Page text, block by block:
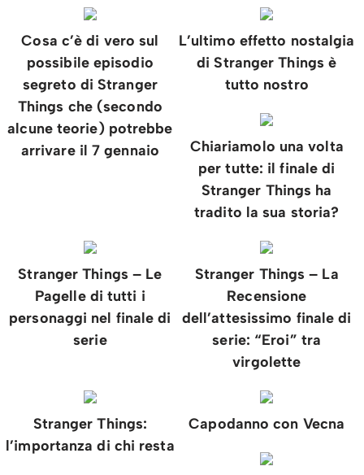
Cosa c’è di vero sul
possibile episodio
segreto di Stranger
Things che (secondo
alcune teorie) potrebbe
arrivare il 7 gennaio
L’ultimo effetto nostalgia
di Stranger Things è
tutto nostro
Chiariamolo una volta
per tutte: il finale di
Stranger Things ha
tradito la sua storia?
Stranger Things – Le
Pagelle di tutti i
personaggi nel finale di
serie
Stranger Things – La
Recensione
dell’attesissimo finale di
serie: “Eroi” tra
virgolette
Stranger Things:
l’importanza di chi resta
Capodanno con Vecna